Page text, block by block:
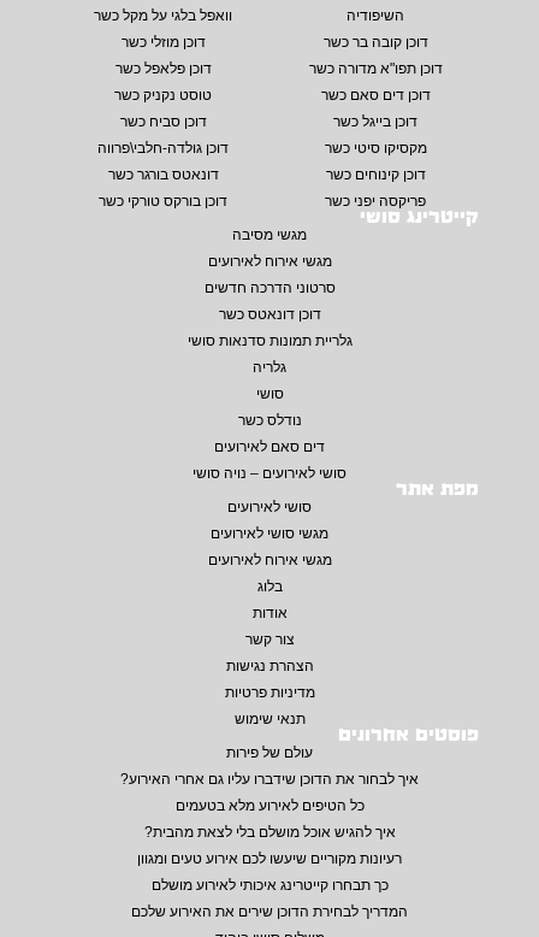
השיפודיה
וואפל בלגי על מקל כשר
דוכן קובה בר כשר
דוכן מוזלי כשר
דוכן תפו"א מדורה כשר
דוכן פלאפל כשר
דוכן דים סאם כשר
טוסט נקניק כשר
דוכן בייגל כשר
דוכן סביח כשר
מקסיקו סיטי כשר
דוכן גולדה-חלבי\פרווה
דוכן קינוחים כשר
דונאטס בורגר כשר
פריקסה יפני כשר
דוכן בורקס טורקי כשר
קייטרינג סושי
מגשי מסיבה
מגשי אירוח לאירועים
סרטוני הדרכה חדשים
דוכן דונאטס כשר
גלריית תמונות סדנאות סושי
גלריה
סושי
נודלס כשר
דים סאם לאירועים
סושי לאירועים – נויה סושי
פוסטים אחרונים
עולם של פירות
איך לבחור את הדוכן שידברו עליו גם אחרי האירוע?
כל הטיפים לאירוע מלא בטעמים
איך להגיש אוכל מושלם בלי לצאת מהבית?
רעיונות מקוריים שיעשו לכם אירוע טעים ומגוון
כך תבחרו קייטרינג איכותי לאירוע מושלם
המדריך לבחירת הדוכן שירים את האירוע שלכם
מפת אתר
סושי לאירועים
מגשי סושי לאירועים
מגשי אירוח לאירועים
בלוג
אודות
צור קשר
הצהרת נגישות
מדיניות פרטיות
תנאי שימוש